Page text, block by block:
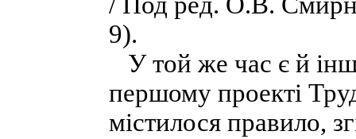
9).
У той же час є й
першому проекті
містилося правило,